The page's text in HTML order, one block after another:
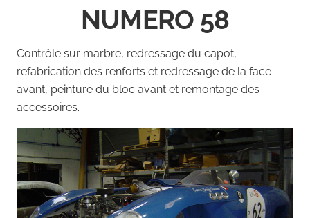
NUMERO 58
Contrôle sur marbre, redressage du capot,
refabrication des renforts et redressage de la face
avant, peinture du bloc avant et remontage des
accessoires.